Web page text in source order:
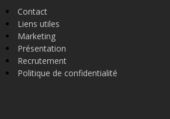
Contact
Liens utiles
Marketing
Présentation
Recrutement
Politique de confidentialité